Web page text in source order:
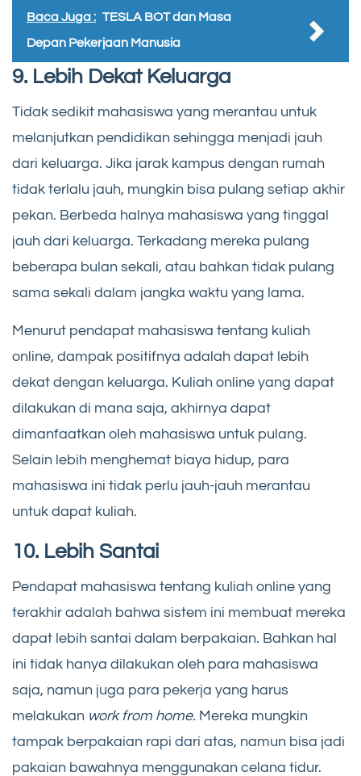
Baca Juga : TESLA BOT dan Masa
Depan Pekerjaan Manusia
9. Lebih Dekat Keluarga
Tidak sedikit mahasiswa yang merantau untuk
melanjutkan pendidikan sehingga menjadi jauh
dari keluarga. Jika jarak kampus dengan rumah
tidak terlalu jauh, mungkin bisa pulang setiap akhir
pekan. Berbeda halnya mahasiswa yang tinggal
jauh dari keluarga. Terkadang mereka pulang
beberapa bulan sekali, atau bahkan tidak pulang
sama sekali dalam jangka waktu yang lama.
Menurut pendapat mahasiswa tentang kuliah
online, dampak positifnya adalah dapat lebih
dekat dengan keluarga. Kuliah online yang dapat
dilakukan di mana saja, akhirnya dapat
dimanfaatkan oleh mahasiswa untuk pulang.
Selain lebih menghemat biaya hidup, para
mahasiswa ini tidak perlu jauh-jauh merantau
untuk dapat kuliah.
10. Lebih Santai
Pendapat mahasiswa tentang kuliah online yang
terakhir adalah bahwa sistem ini membuat mereka
dapat lebih santai dalam berpakaian. Bahkan hal
ini tidak hanya dilakukan oleh para mahasiswa
saja, namun juga para pekerja yang harus
melakukan work from home. Mereka mungkin
tampak berpakaian rapi dari atas, namun bisa jadi
pakaian bawahnya menggunakan celana tidur.